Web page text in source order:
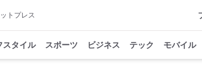
トプレス
スタイル スポーツ ビジネス テック モバイル